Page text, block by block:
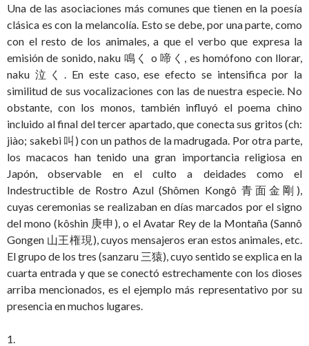
Una de las asociaciones más comunes que tienen en la poesía
clásica es con la melancolía. Esto se debe, por una parte, como
con el resto de los animales, a que el verbo que expresa la
emisión de sonido, naku 鳴く o 啼く, es homófono con llorar,
naku 泣く. En este caso, ese efecto se intensifica por la
similitud de sus vocalizaciones con las de nuestra especie. No
obstante, con los monos, también influyó el poema chino
incluido al final del tercer apartado, que conecta sus gritos (ch:
jiào; sakebi 叫) con un pathos de la madrugada. Por otra parte,
los macacos han tenido una gran importancia religiosa en
Japón, observable en el culto a deidades como el
Indestructible de Rostro Azul (Shômen Kongô 青面金剛),
cuyas ceremonias se realizaban en días marcados por el signo
del mono (kôshin 庚申), o el Avatar Rey de la Montaña (Sannô
Gongen 山王権現), cuyos mensajeros eran estos animales, etc.
El grupo de los tres (sanzaru 三猿), cuyo sentido se explica en la
cuarta entrada y que se conectó estrechamente con los dioses
arriba mencionados, es el ejemplo más representativo por su
presencia en muchos lugares.
1.